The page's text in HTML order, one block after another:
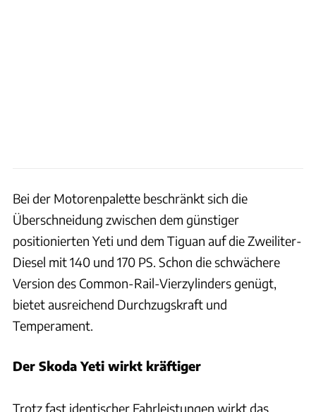
Bei der Motorenpalette beschränkt sich die
Überschneidung zwischen dem günstiger
positionierten Yeti und dem Tiguan auf die Zweiliter-
Diesel mit 140 und 170 PS. Schon die schwächere
Version des Common-Rail-Vierzylinders genügt,
bietet ausreichend Durchzugskraft und
Temperament.
Der Skoda Yeti wirkt kräftiger
Trotz fast identischer Fahrleistungen wirkt das